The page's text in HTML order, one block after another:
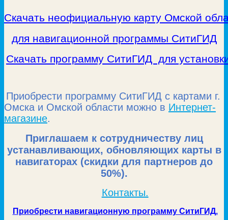
Скачать неофициальную карту Омской
для навигационной программы СитиГИД
Скачать программу СитиГИД для
Приобрести программу СитиГИД с картами г.
Омска и Омской области можно в Интернет-
магазине.
Приглашаем к сотрудничеству лиц
устанавливающих, обновляющих карты в
навигаторах (скидки для партнеров до
50%).
Контакты.
Приобрести навигационную программу СитиГИД.